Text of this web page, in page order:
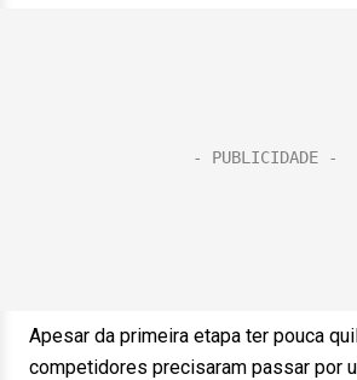
Apesar da primeira etapa ter pouca
competidores precisaram passar por